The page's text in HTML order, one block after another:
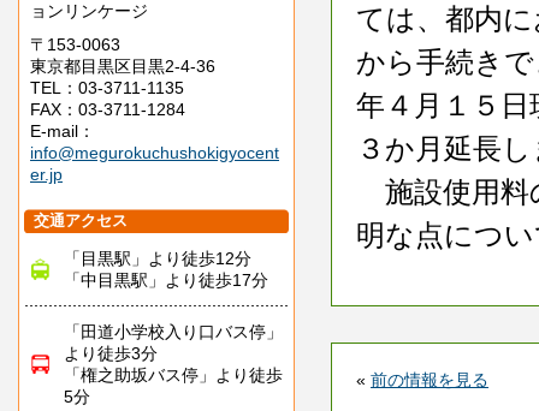
ョンリンケージ
〒153-0063
東京都目黒区目黒2-4-36
TEL：03-3711-1135
FAX：03-3711-1284
E-mail：
info@megurokuchushokigyocent
er.jp
交通アクセス
「目黒駅」より徒歩12分
「中目黒駅」より徒歩17分
「田道小学校入り口バス停」
より徒歩3分
「権之助坂バス停」より徒歩
5分
ては、都内
から手続き
年４月１５
３か月延長
施設使用料
明な点につ
« 前の情報を見る